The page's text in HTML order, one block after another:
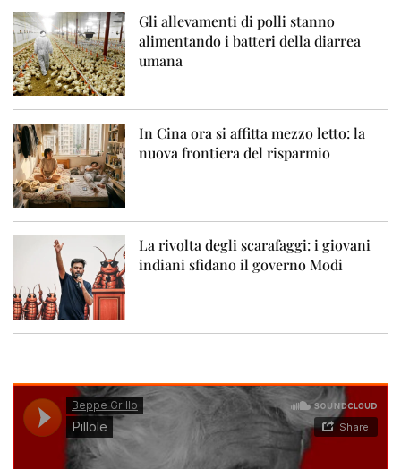
Gli allevamenti di polli stanno
alimentando i batteri della diarrea
umana
In Cina ora si affitta mezzo letto: la
nuova frontiera del risparmio
La rivolta degli scarafaggi: i giovani
indiani sfidano il governo Modi